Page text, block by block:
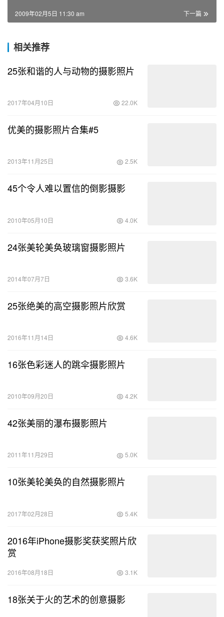
下一篇
2009年02月5日 11:30 am
相关推荐
25张和谐的人与动物的摄影照片
2017年04月10日 22.0K
优美的摄影照片合集#5
2013年11月25日 2.5K
45个令人难以置信的倒影摄影
2010年05月10日 4.0K
24张美轮美奂玻璃窗摄影照片
2014年07月7日 3.6K
25张绝美的高空摄影照片欣赏
2016年11月14日 4.6K
16张色彩迷人的跳伞摄影照片
2010年09月20日 4.2K
42张美丽的瀑布摄影照片
2011年11月29日 5.0K
10张美轮美奂的自然摄影照片
2017年02月28日 5.4K
2016年iPhone摄影奖获奖照片欣
赏
2016年08月18日 3.1K
18张关于火的艺术的创意摄影